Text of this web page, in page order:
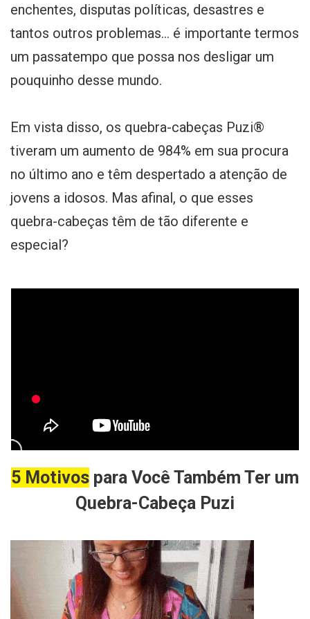
enchentes, disputas políticas, desastres e
tantos outros problemas... é importante termos
um passatempo que possa nos desligar um
pouquinho desse mundo.
Em vista disso, os quebra-cabeças Puzi®
tiveram um aumento de 984% em sua procura
no último ano e têm despertado a atenção de
jovens a idosos. Mas afinal, o que esses
quebra-cabeças têm de tão diferente e
especial?
5 Motivos para Você Também Ter um
Quebra-Cabeça Puzi